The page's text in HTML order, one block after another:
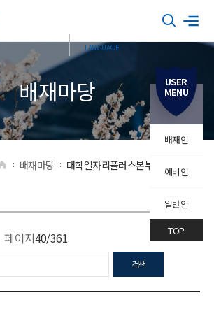
배재마당
배재마당 대학일자리플러스본부 취업정보
페이지40/361
검색
USER
MENU
배재인
예비인
일반인
TOP